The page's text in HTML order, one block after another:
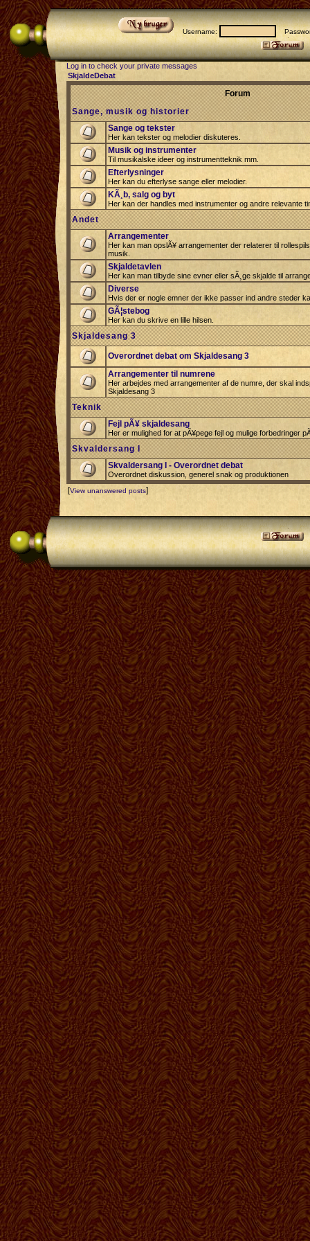
Username:
Log in to check your private messages
SkjaldeDebat
Forum
Sange, musik og historier
Sange og tekster
Her kan tekster og melodier diskuteres.
Musik og instrumenter
Til musikalske ideer og instrumentteknik mm.
Efterlysninger
Her kan du efterlyse sange eller melodier.
KÃ¸b, salg og byt
Her kan der handles med instrumenter og andre relevante
Andet
Arrangementer
Her kan man opslÃ¥ arrangementer der relaterer til
musik.
Skjaldetavlen
Her kan man tilbyde sine evner eller sÃ¸ge skjalde til
Diverse
Hvis der er nogle emner der ikke passer ind andre steder
GÃ¦stebog
Her kan du skrive en lille hilsen.
Skjaldesang 3
Overordnet debat om Skjaldesang 3
Arrangementer til numrene
Her arbejdes med arrangementer af de numre, der skal
Skjaldesang 3
Teknik
Fejl pÃ¥ skjaldesang
Her er mulighed for at pÃ¥pege fejl og mulige forbedringer
Skvaldersang I
Skvaldersang I - Overordnet debat
Overordnet diskussion, generel snak og produktionen
[View unanswered posts]